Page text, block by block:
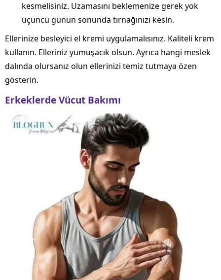
kesmelisiniz. Uzamasını beklemenize gerek yok
üçüncü günün sonunda tırnağınızı kesin.
Ellerinize besleyici el kremi uygulamalısınız. Kaliteli krem
kullanın. Elleriniz yumuşacık olsun. Ayrıca hangi meslek
dalında olursanız olun ellerinizi temiz tutmaya özen
gösterin.
Erkeklerde Vücut Bakımı